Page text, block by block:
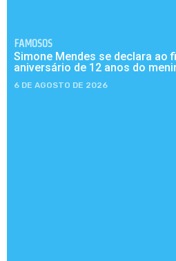
FAMOSOS
Simone Mendes se declara ao
aniversário de 12 anos do
6 DE AGOSTO DE 2026